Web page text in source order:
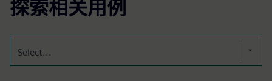
探索相关用例
Select...